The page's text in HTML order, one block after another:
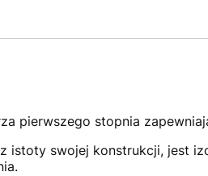
pierwszego stopnia
istoty swojej konstrukcji, jest